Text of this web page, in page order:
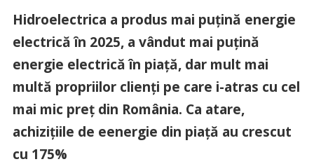
Hidroelectrica a produs mai puțină energie
electrică în 2025, a vândut mai puțină
energie electrică în piață, dar mult mai
multă propriilor clienți pe care i-atras cu cel
mai mic preț din România. Ca atare,
achizițiile de eenergie din piață au crescut
cu 175%